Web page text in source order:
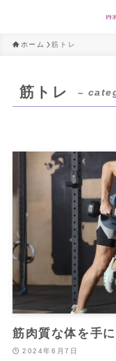
ホーム 筋トレ
筋トレ –
筋肉質な体を手
2024年6月7日